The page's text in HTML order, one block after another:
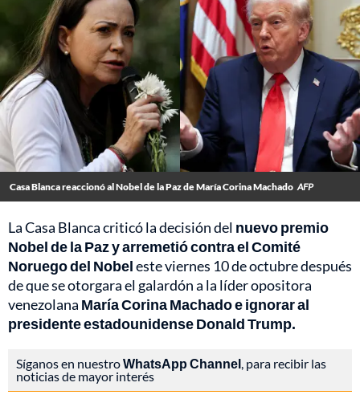
Casa Blanca reaccionó al Nobel de la Paz de María Corina Machado AFP
La Casa Blanca criticó la decisión del nuevo premio
Nobel de la Paz y arremetió contra el Comité
Noruego del Nobeleste viernes 10 de octubre después
de que se otorgara el galardón a la líder opositora
venezolana María Corina Machado e ignorar al
presidente estadounidense Donald Trump.
Síganos en nuestroWhatsApp Channel, para recibir las
noticias de mayor interés